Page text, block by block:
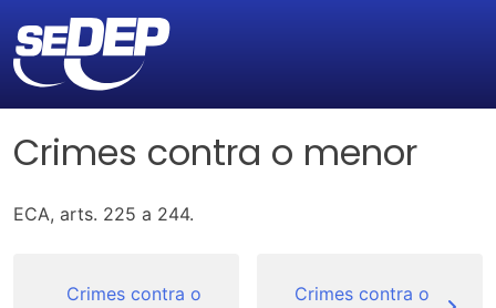
Crimes contra o menor
ECA, arts. 225 a 244.
Crimes contra o
Crimes contra o